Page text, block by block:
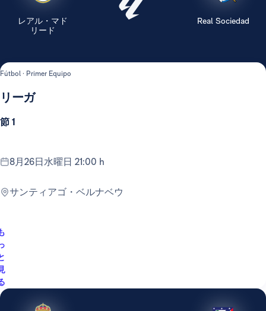
レアル・マド
リード
Real Sociedad
Fútbol · Primer Equipo
リーガ
節 1
8月26日水曜日 21:00 h
サンティアゴ・ベルナベウ